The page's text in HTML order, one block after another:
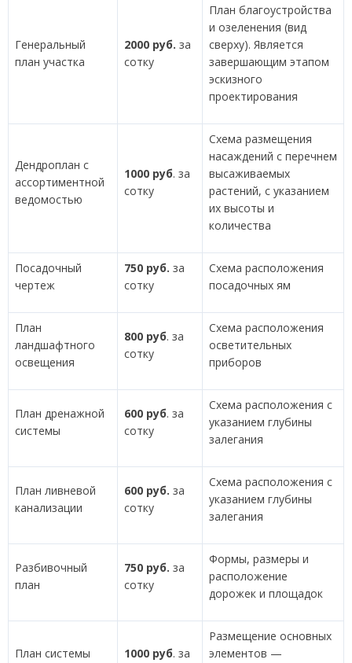
Генеральный
план участка
2000 руб. за
сотку
План благоустройства
и озеленения (вид
сверху). Является
завершающим этапом
эскизного
проектирования
Дендроплан с
ассортиментной
ведомостью
1000 руб. за
сотку
Схема размещения
насаждений с перечнем
высаживаемых
растений, с указанием
их высоты и
количества
Посадочный
чертеж
750 руб. за
сотку
Схема расположения
посадочных ям
План
ландшафтного
освещения
800 руб. за
сотку
Схема расположения
осветительных
приборов
План дренажной
системы
600 руб. за
сотку
Схема расположения с
указанием глубины
залегания
План ливневой
канализации
600 руб. за
сотку
Схема расположения с
указанием глубины
залегания
Разбивочный
план
750 руб. за
сотку
Формы, размеры и
расположение
дорожек и площадок
План системы
1000 руб. за
Размещение основных
элементов —